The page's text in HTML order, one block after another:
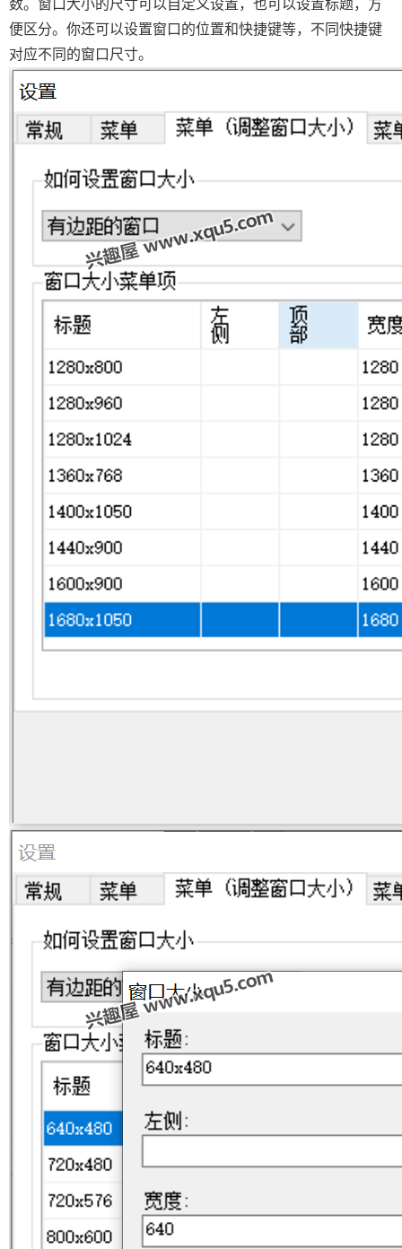
数。窗口大小的尺寸可以自定义设置，也可以设置标题，方
便区分。你还可以设置窗口的位置和快捷键等，不同快捷键
对应不同的窗口尺寸。